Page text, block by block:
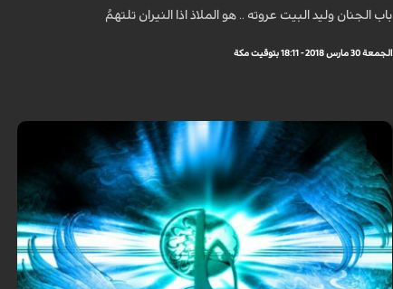
باب الجنان وليد البيت عروته .. هو الملاذ اذا النيران تلتهمُ
الجمعة 30 مارس 2018 - 18:11 بتوقيت مكة